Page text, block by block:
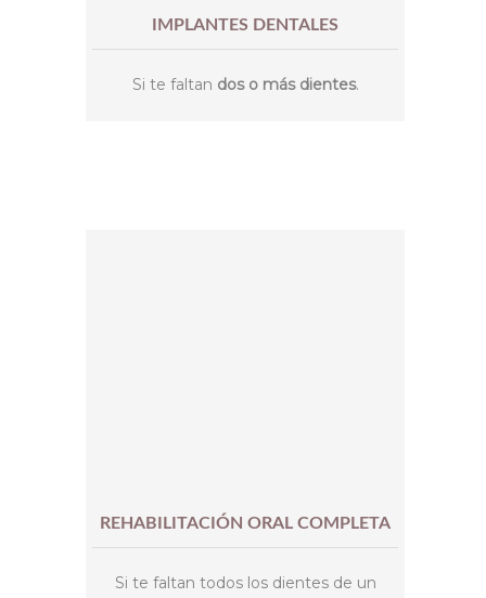
IMPLANTES DENTALES
Si te faltan dos o más dientes.
REHABILITACIÓN ORAL COMPLETA
Si te faltan todos los dientes de un